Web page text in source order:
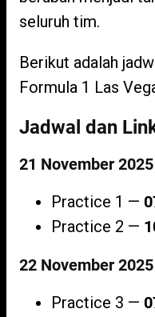
seluruh tim.
Berikut adalah
Formula 1 Las
Jadwal dan
21 November 2025
Practice 1 —
Practice 2 —
22 November 2025
Practice 3 —